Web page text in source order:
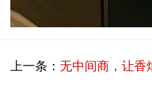
上一条： 无中间商，让香烟出